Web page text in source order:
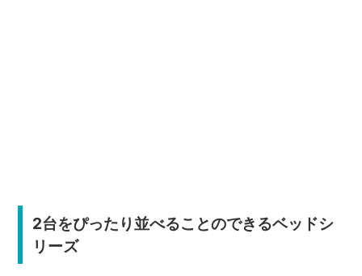
2台をぴったり並べることのできるベッドシ
リーズ